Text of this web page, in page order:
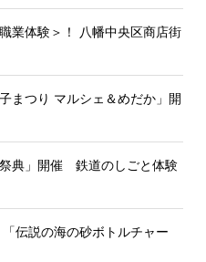
業体験＞！ 八幡中央区商店街
まつり マルシェ＆めだか」開
典」開催 鉄道のしごと体験
伝説の海の砂ボトルチャー